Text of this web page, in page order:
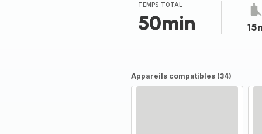
TEMPS TOTAL
50min
Appareils compatibles (34)